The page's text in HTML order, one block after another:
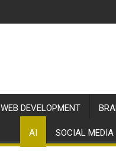
WEB DEVELOPMENT
SOCIAL MEDIA
AI